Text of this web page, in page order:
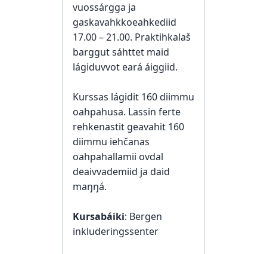
vuossárgga ja
gaskavahkkoeahkediid
17.00 – 21.00. Praktihkalaš
barggut sáhttet maid
lágiduvvot eará áiggiid.
Kurssas lágidit 160 diimmu
oahpahusa. Lassin ferte
rehkenastit geavahit 160
diimmu iehčanas
oahpahallamii ovdal
deaivvademiid ja daid
maŋŋá.
Kursabáiki: Bergen
inkluderingssenter